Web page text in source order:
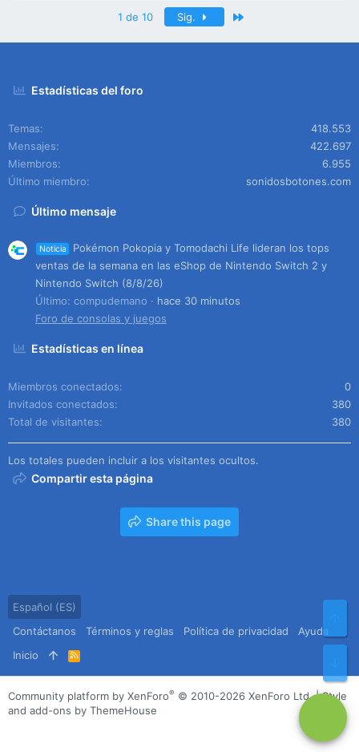
1 de 10 Sig.
Estadísticas del foro
Temas
418.553
Mensajes
422.697
Miembros
6.955
Último miembro
sonidosbotones.com
Último mensaje
Noticia
Pokémon Pokopia y Tomodachi Life lideran los tops
ventas de la semana en las eShop de Nintendo Switch 2 y
Nintendo Switch (8/8/26)
Último: compudemano
hace 30 minutos
Foro de consolas y juegos
Estadísticas en línea
Miembros conectados
0
Invitados conectados
380
Total de visitantes
380
Los totales pueden incluir a los visitantes ocultos.
Compartir esta página
Share this page
Español (ES)
Contáctanos
Términos y reglas Política de privacidad
Ayuda
Inicio
R
S
S
Community platform by XenForo® © 2010-2026 XenForo Ltd. |Style
and add-ons by ThemeHouse